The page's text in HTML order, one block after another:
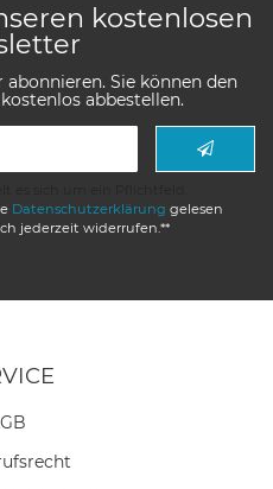
kostenlosen
Sie können den
abbestellen.
Daten­schutz­erklärung gelesen
jederzeit widerrufen.**